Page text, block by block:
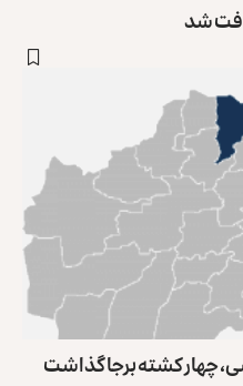
شد
چهار کشته برجا گذاشت